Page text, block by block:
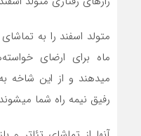
متولد اسفند را به
ماه براي ارضاي
میدهند و از اين شاخه
رفيق نيمه راه شما